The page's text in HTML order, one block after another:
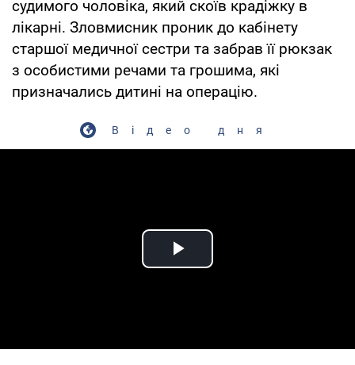
судимого чоловіка, який скоїв крадіжку в
лікарні. Зловмисник проник до кабінету
старшої медичної сестри та забрав її рюкзак
з особистими речами та грошима, які
призначались дитині на операцію.
Відео дня
Play Video